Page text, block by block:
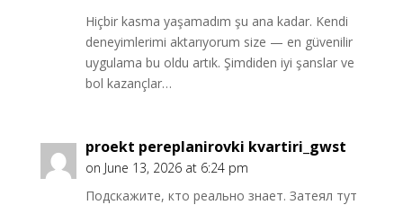
Hiçbir kasma yaşamadım şu ana kadar. Kendi
deneyimlerimi aktarıyorum size — en güvenilir
uygulama bu oldu artık. Şimdiden iyi şanslar ve
bol kazançlar…
proekt pereplanirovki kvartiri_gwst
on June 13, 2026 at 6:24 pm
Подскажите, кто реально знает. Затеял тут